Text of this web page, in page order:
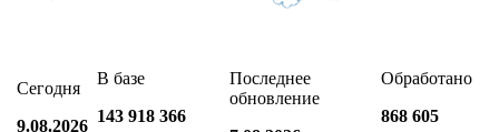
Сегодня
9.08.2026
В базе
143 918 366
Последнее
обновление
Обработано
868 605